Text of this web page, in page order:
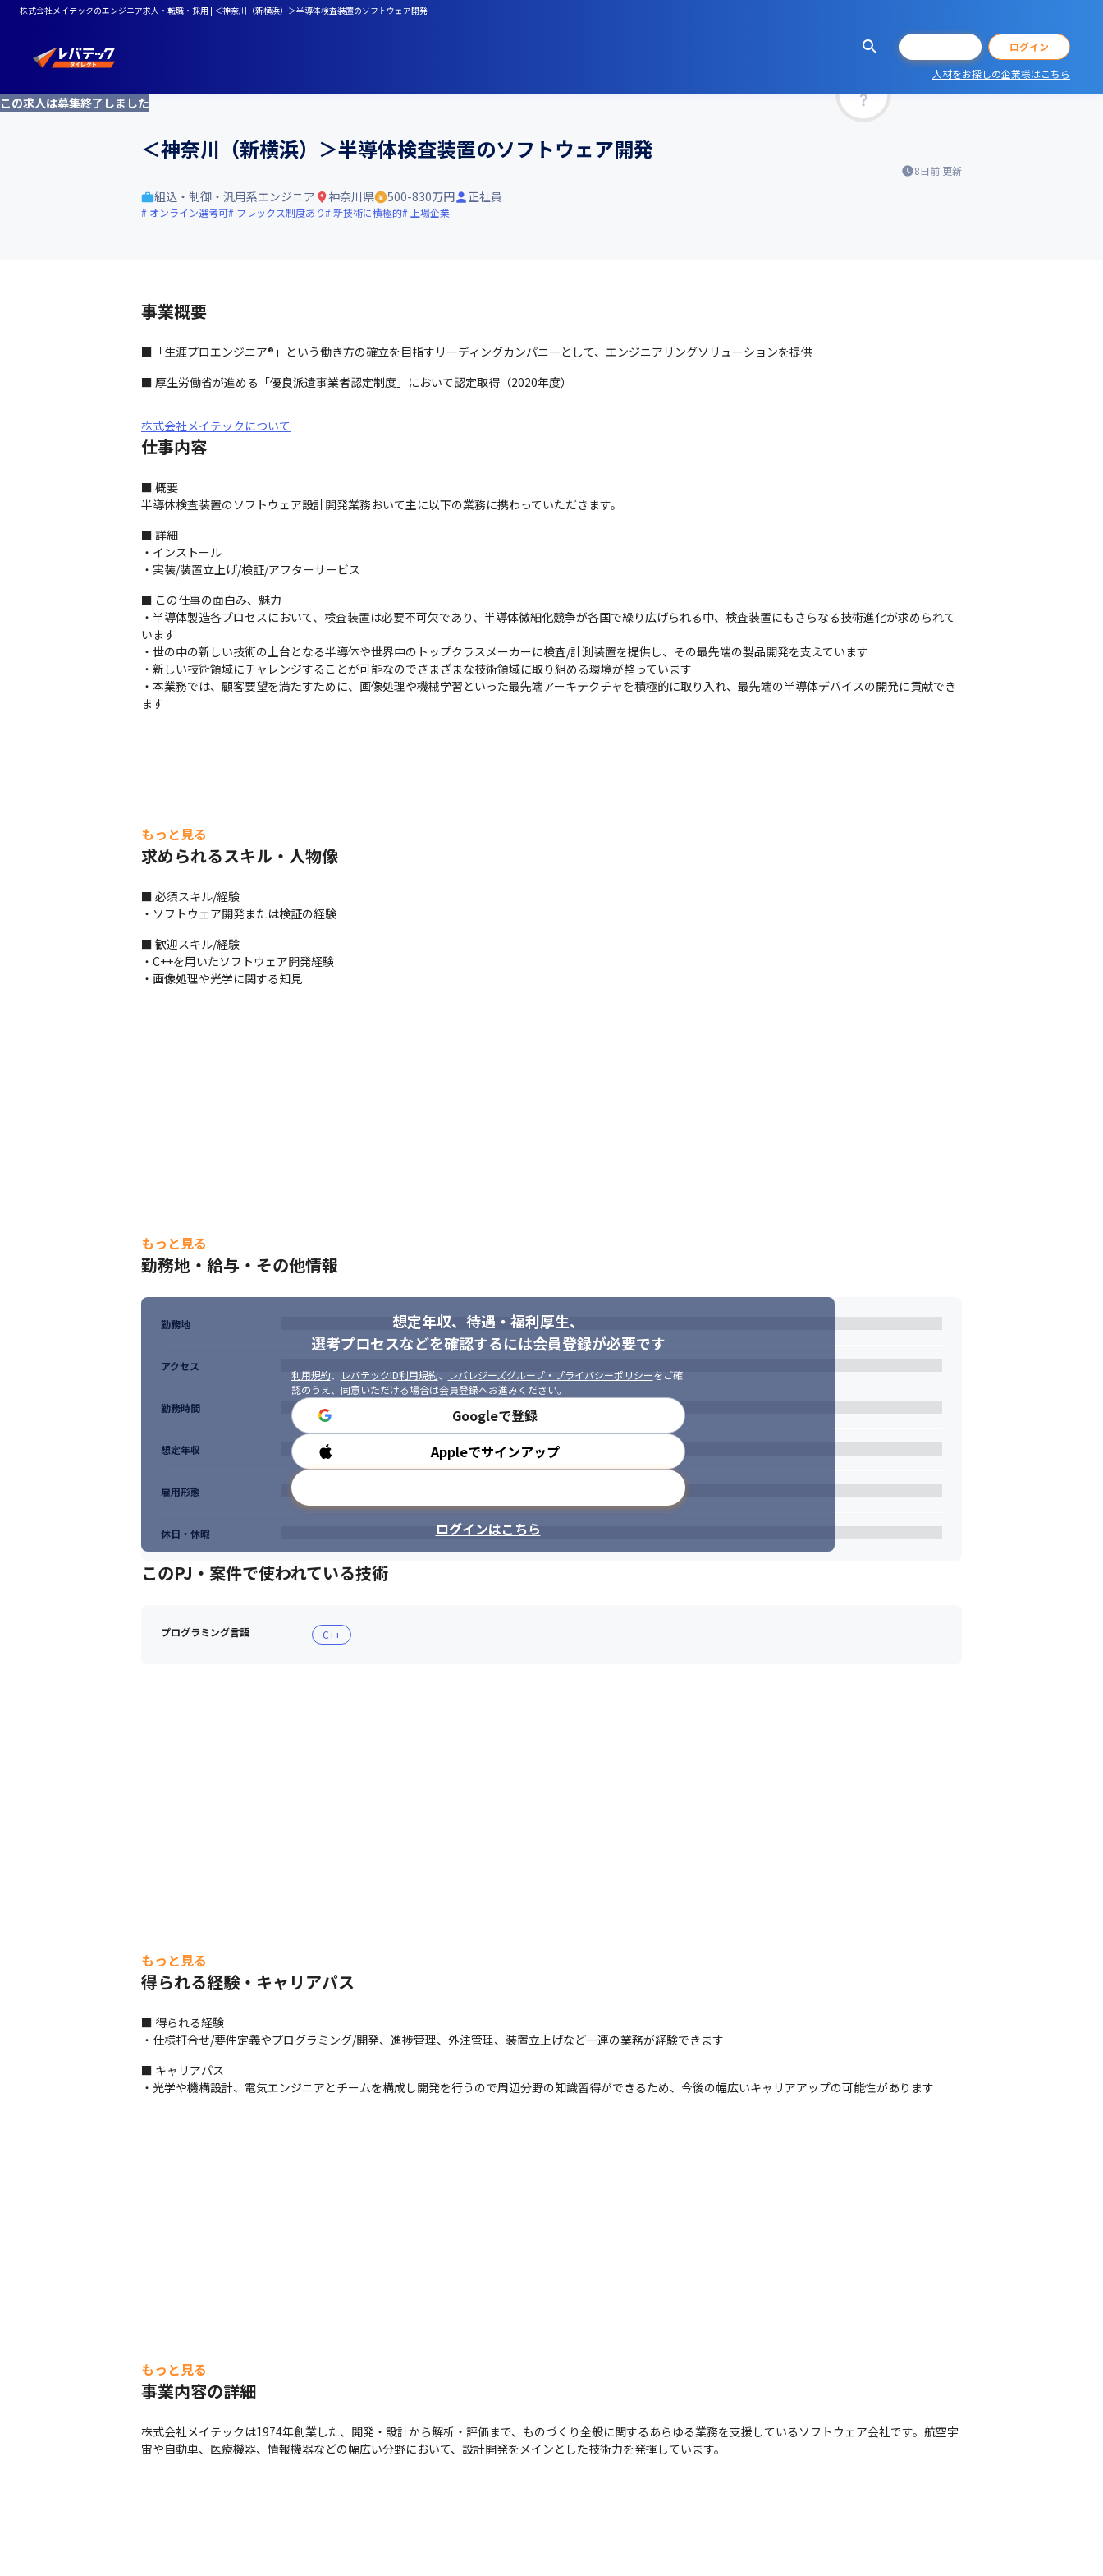
株式会社メイテックのエンジニア求人・転職・採用 | ＜神奈川（新横浜）＞半導体検査装置のソフトウェア開発
ログイン
人材をお探しの企業様はこちら
この求人は募集終了しました
＜神奈川（新横浜）＞半導体検査装置のソフトウェア開発
8日前 更新
組込・制御・汎用系エンジニア 神奈川県 500-830万円 正社員
オンライン選考可 フレックス制度あり 新技術に積極的 上場企業
事業概要
■「生涯プロエンジニア®」という働き方の確立を目指すリーディングカンパニーとして、エンジニアリングソリューションを提供
■ 厚生労働省が進める「優良派遣事業者認定制度」において認定取得（2020年度）
株式会社メイテックについて
仕事内容
■ 概要
半導体検査装置のソフトウェア設計開発業務おいて主に以下の業務に携わっていただきます。
■ 詳細
・インストール
・実装/装置立上げ/検証/アフターサービス
■ この仕事の面白み、魅力
・半導体製造各プロセスにおいて、検査装置は必要不可欠であり、半導体微細化競争が各国で繰り広げられる中、検査装置にもさらなる技術進化が求められて
います
・世の中の新しい技術の土台となる半導体や世界中のトップクラスメーカーに検査/計測装置を提供し、その最先端の製品開発を支えています
・新しい技術領域にチャレンジすることが可能なのでさまざまな技術領域に取り組める環境が整っています
・本業務では、顧客要望を満たすために、画像処理や機械学習といった最先端アーキテクチャを積極的に取り入れ、最先端の半導体デバイスの開発に貢献でき
ます
もっと見る
求められるスキル・人物像
■ 必須スキル/経験
・ソフトウェア開発または検証の経験
■ 歓迎スキル/経験
・C++を用いたソフトウェア開発経験
・画像処理や光学に関する知見
もっと見る
勤務地・給与・その他情報
想定年収、待遇・福利厚生、
選考プロセスなどを確認するには会員登録が必要です
利用規約、 レバテックID利用規約、 レバレジーズグループ・プライバシーポリシーをご確
認のうえ、同意いただける場合は会員登録へお進みください。
Googleで登録
Appleでサインアップ
ログインはこちら
勤務地
アクセス
勤務時間
想定年収
雇用形態
休日・休暇
このPJ・案件で使われている技術
プログラミング言語 C++
もっと見る
得られる経験・キャリアパス
■ 得られる経験
・仕様打合せ/要件定義やプログラミング/開発、進捗管理、外注管理、装置立上げなど一連の業務が経験できます
■ キャリアパス
・光学や機構設計、電気エンジニアとチームを構成し開発を行うので周辺分野の知識習得ができるため、今後の幅広いキャリアアップの可能性があります
もっと見る
事業内容の詳細
株式会社メイテックは1974年創業した、開発・設計から解析・評価まで、ものづくり全般に関するあらゆる業務を支援しているソフトウェア会社です。航空宇
宙や自動車、医療機器、情報機器などの幅広い分野において、設計開発をメインとした技術力を発揮しています。